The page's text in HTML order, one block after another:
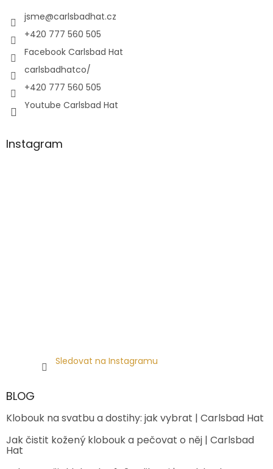
jsme@carlsbadhat.cz
+420 777 560 505
Facebook Carlsbad Hat
carlsbadhatco/
+420 777 560 505
Youtube Carlsbad Hat
Instagram
Sledovat na Instagramu
BLOG
Klobouk na svatbu a dostihy: jak vybrat | Carlsbad Hat
Jak čistit kožený klobouk a pečovat o něj | Carlsbad
Hat